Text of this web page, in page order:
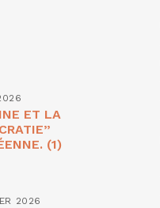
ET LA
(1)
2026